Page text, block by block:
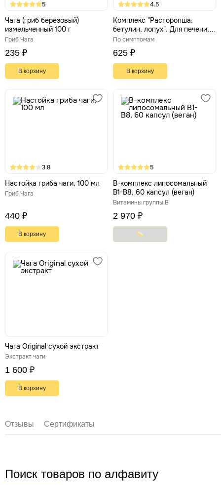
5
Чага (гриб березовый)
измельченный 100 г
Гриб Чага
235 ₽
В корзину
4.5
Комплекс "Расторопша,
бетулин, лопух". Для печени,
60 капсул по 500 мг
По симптомам
625 ₽
В корзину
3.8
Настойка гриба чаги, 100 мл
Гриб Чага
440 ₽
В корзину
5
В-комплекс липосомальный
B1-B8, 60 капсул (веган)
Витамины группы В
2 970 ₽
Чага Original сухой экстракт
Экстракт чаги
1 600 ₽
В корзину
Отзывы Сертификаты
Поиск товаров по алфавиту